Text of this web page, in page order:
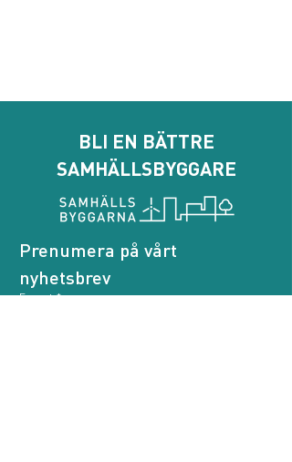
BLI EN BÄTTRE
SAMHÄLLSBYGGARE
Prenumera på vårt
nyhetsbrev
E-post *